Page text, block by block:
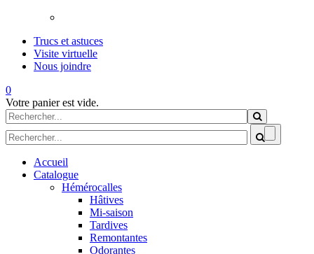
Trucs et astuces
Visite virtuelle
Nous joindre
0
Votre panier est vide.
Formulaire de recherche
Formulaire de recherche
Rechercher
Accueil
Catalogue
Hémérocalles
Hâtives
Mi-saison
Tardives
Remontantes
Odorantes